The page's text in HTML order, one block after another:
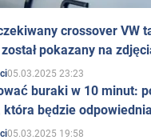
crossover VW
pokazany na
05.03.2025 23:23
buraki w 10 minut:
która będzie
05.03.2025 19:58